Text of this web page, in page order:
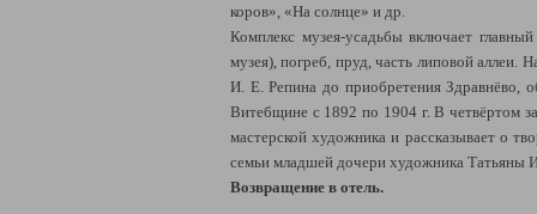
коров», «На солнце» и др.
Комплекс музея-усадьбы включает
музея), погреб, пруд, часть липовой аллеи.
И. Е. Репина до приобретения Здравнёво,
Витебщине с 1892 по 1904 г. В четвёртом
мастерской художника и рассказывает о
семьи младшей дочери художника Татьяны
Возвращение в отель.